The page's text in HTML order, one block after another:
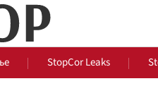
StopCor Leaks